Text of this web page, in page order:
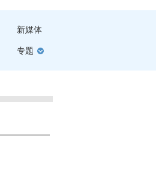
新媒体
专题